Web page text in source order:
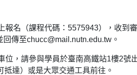
報名（課程代碼：5575943），收到
傳至chucc@mail.nutn.edu.tw。
位，請參與學員於臺南高鐵站1樓2號
達）或是大眾交通工具前往。